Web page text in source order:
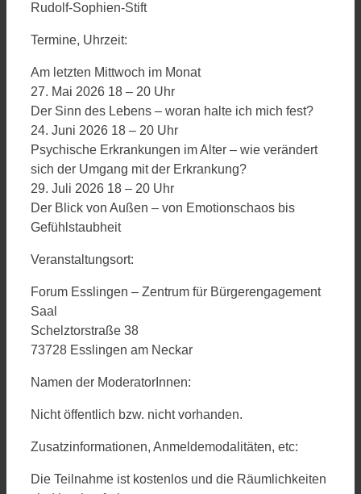
Rudolf-Sophien-Stift
Termine, Uhrzeit:
Am letzten Mittwoch im Monat
27. Mai 2026 18 – 20 Uhr
Der Sinn des Lebens – woran halte ich mich fest?
24. Juni 2026 18 – 20 Uhr
Psychische Erkrankungen im Alter – wie verändert
sich der Umgang mit der Erkrankung?
29. Juli 2026 18 – 20 Uhr
Der Blick von Außen – von Emotionschaos bis
Gefühlstaubheit
Veranstaltungsort:
Forum Esslingen – Zentrum für Bürgerengagement
Saal
Schelztorstraße 38
73728 Esslingen am Neckar
Namen der ModeratorInnen:
Nicht öffentlich bzw. nicht vorhanden.
Zusatzinformationen, Anmeldemodalitäten, etc:
Die Teilnahme ist kostenlos und die Räumlichkeiten